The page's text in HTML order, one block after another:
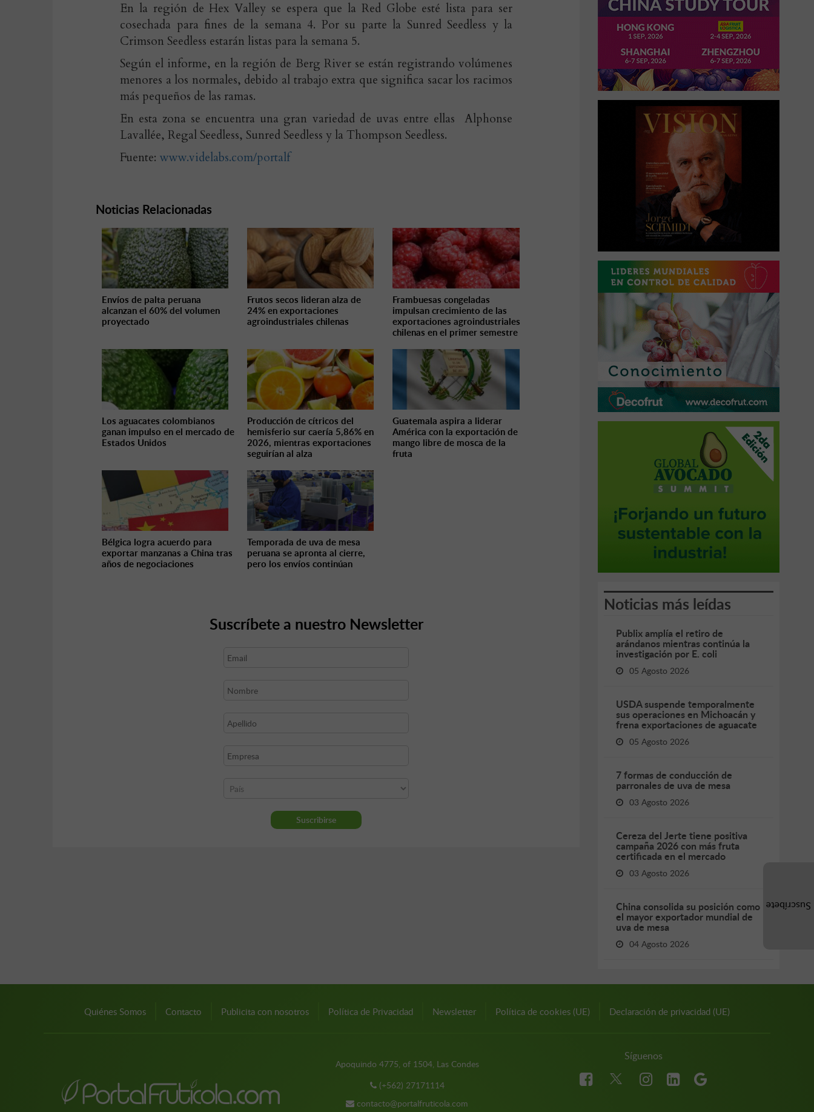
En la región de Hex Valley se espera que la Red Globe esté lista para ser
cosechada para fines de la semana 4. Por su parte la Sunred Seedless y la
Crimson Seedless estarán listas para la semana 5.
Según el informe, en la región de Berg River se están registrando volúmenes
menores a los normales, debido al trabajo extra que significa sacar los racimos
más pequeños de las ramas.
En esta zona se encuentra una gran variedad de uvas entre ellas Alphonse
Lavallée, Regal Seedless, Sunred Seedless y la Thompson Seedless.
Fuente: www.videlabs.com/portalf
Noticias Relacionadas
Envíos de palta peruana
alcanzan el 60% del volumen
proyectado
Frutos secos lideran alza de
24% en exportaciones
agroindustriales chilenas
Frambuesas congeladas
impulsan crecimiento de las
exportaciones agroindustriales
chilenas en el primer semestre
Los aguacates colombianos
ganan impulso en el mercado de
Estados Unidos
Producción de cítricos del
hemisferio sur caería 5,86% en
2026, mientras exportaciones
seguirían al alza
Guatemala aspira a liderar
América con la exportación de
mango libre de mosca de la
fruta
Bélgica logra acuerdo para
exportar manzanas a China tras
años de negociaciones
Temporada de uva de mesa
peruana se apronta al cierre,
pero los envíos continúan
Suscríbete a nuestro Newsletter
Noticias más leídas
Publix amplía el retiro de
arándanos mientras continúa la
investigación por E. coli
05 Agosto 2026
USDA suspende temporalmente
sus operaciones en Michoacán y
frena exportaciones de aguacate
05 Agosto 2026
7 formas de conducción de
parronales de uva de mesa
03 Agosto 2026
Cereza del Jerte tiene positiva
campaña 2026 con más fruta
certificada en el mercado
03 Agosto 2026
China consolida su posición como
el mayor exportador mundial de
uva de mesa
04 Agosto 2026
Quiénes Somos Contacto Publicita con nosotros Política de Privacidad Newsletter Política de cookies (UE) Declaración de privacidad (UE)
Apoquindo 4775, of 1504, Las Condes
(+562) 27171114
contacto@portalfruticola.com
Síguenos
Suscríbete